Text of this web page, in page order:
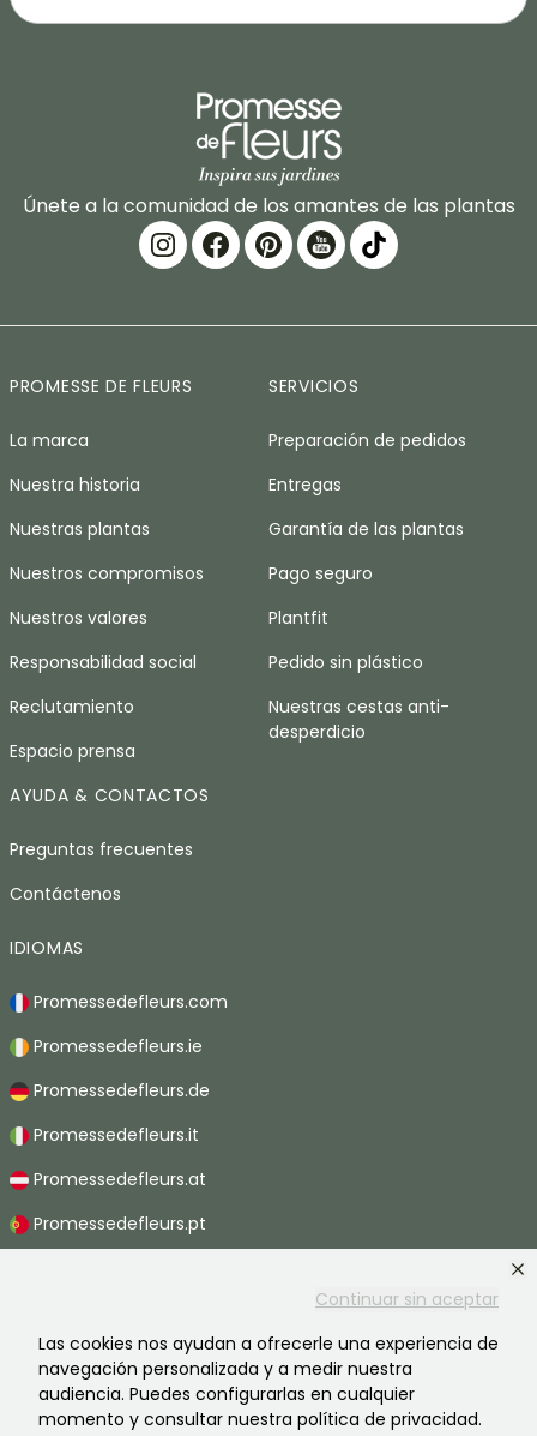
Continuar sin aceptar
Las cookies nos ayudan a ofrecerle una experiencia de
navegación personalizada y a medir nuestra
audiencia. Puedes configurarlas en cualquier
momento y consultar nuestra política de privacidad.
Únete a la comunidad de los amantes de las plantas
PROMESSE DE FLEURS
La marca
Nuestra historia
Nuestras plantas
Nuestros compromisos
Nuestros valores
Responsabilidad social
Reclutamiento
Espacio prensa
SERVICIOS
Preparación de pedidos
Entregas
Garantía de las plantas
Pago seguro
Plantfit
Pedido sin plástico
Nuestras cestas anti-
desperdicio
AYUDA & CONTACTOS
Preguntas frecuentes
Contáctenos
IDIOMAS
Promessedefleurs.com
Promessedefleurs.ie
Promessedefleurs.de
Promessedefleurs.it
Promessedefleurs.at
Promessedefleurs.pt
Promessedefleurs.ch